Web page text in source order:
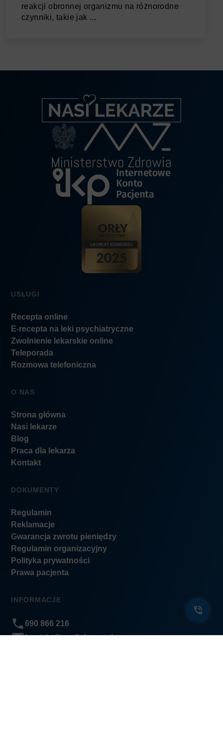
reakcji obronnej organizmu na różnorodne
czynniki, takie jak ...
USŁUGI
Recepta online
E-recepta na leki psychiatryczne
Zwolnienie lekarskie online
Teleporada
Rozmowa telefoniczna
O NAS
Strona główna
Nasi lekarze
Blog
Praca dla lekarza
Kontakt
DOKUMENTY
Regulamin
Reklamacje
Gwarancja zwrotu pieniędzy
Regulamin organizacyjny
Polityka prywatności
Prawa pacjenta
INFORMACJE
690 866 216
kontakt@nasilekarze.pl